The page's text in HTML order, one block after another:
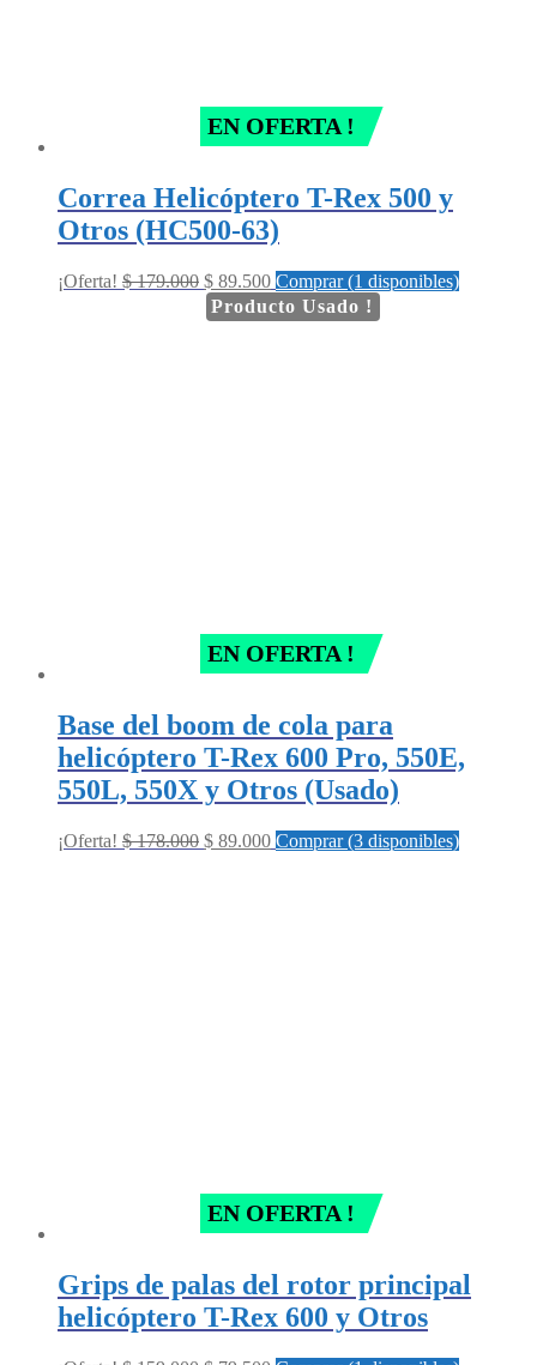
EN OFERTA !
Correa Helicóptero T-Rex 500 y
Otros (HC500-63)
¡Oferta! $179.000 Original
price
was:
$ 89.500Current
price
is:
Comprar (1 disponibles)
Producto Usado !
EN OFERTA !
Base del boom de cola para
helicóptero T-Rex 600 Pro, 550E,
550L, 550X y Otros (Usado)
¡Oferta! $178.000 Original
$ 89.000Current
Comprar (3 disponibles)
EN OFERTA !
Grips de palas del rotor principal
helicóptero T-Rex 600 y Otros